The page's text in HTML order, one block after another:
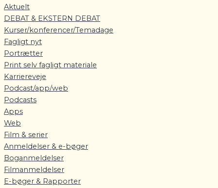
Aktuelt
DEBAT & EKSTERN DEBAT
Kurser/konferencer/Temadage
Fagligt nyt
Portrætter
Print selv fagligt materiale
Karriereveje
Podcast/app/web
Podcasts
Apps
Web
Film & serier
Anmeldelser & e-bøger
Boganmeldelser
Filmanmeldelser
E-bøger & Rapporter